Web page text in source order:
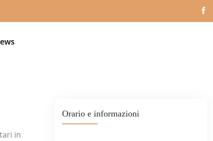
in
Orario e informazioni